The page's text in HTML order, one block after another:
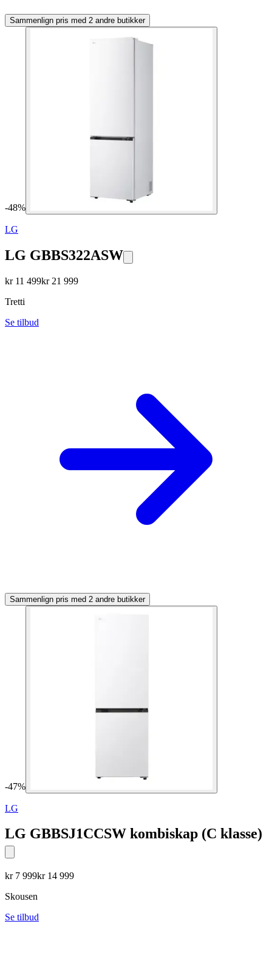
Sammenlign pris med 2 andre butikker
-48%
LG
LG GBBS322ASW
kr 11 499kr 21 999
Tretti
Se tilbud
Sammenlign pris med 2 andre butikker
-47%
LG
LG GBBSJ1CCSW kombiskap (C klasse)
kr 7 999kr 14 999
Skousen
Se tilbud